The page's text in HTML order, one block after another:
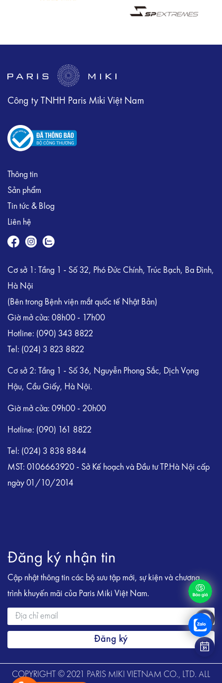
Công ty TNHH Paris Miki Việt Nam
Thông tin
Sản phẩm
Tin tức & Blog
Liên hệ
Cơ sở 1: Tầng 1 - Số 32, Phó Đức Chính, Trúc Bạch, Ba Đình,
Hà Nội
(Bên trong Bệnh viện mắt quốc tế Nhật Bản)
Giờ mở cửa: 08h00 - 17h00
Hotline: (090) 343 8822
Tel: (024) 3 823 8822
Cơ sở 2: Tầng 1 - Số 36, Nguyễn Phong Sắc, Dịch Vọng
Hậu, Cầu Giấy, Hà Nội.
Giờ mở cửa: 09h00 - 20h00
Hotline: (090) 161 8822
Tel: (024) 3 838 8844
MST: 0106663920 - Sở Kế hoạch và Đầu tư TP.Hà Nội cấp
ngày 01/10/2014
Đăng ký nhận tin
Cập nhật thông tin các bộ sưu tập mới, sự kiện và chương
trình khuyến mãi của Paris Miki Việt Nam.
Đăng ký
COPYRIGHT © 2021 PARIS MIKI VIETNAM CO., LTD. ALL